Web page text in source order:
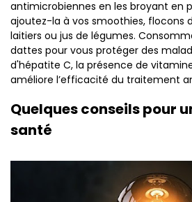
antimicrobiennes en les broyant en
ajoutez-la à vos smoothies, flocons
laitiers ou jus de légumes.
dattes pour vous protéger des
d'hépatite C, la présence de
améliore l’efficacité du traitement
Quelques conseils pour
santé